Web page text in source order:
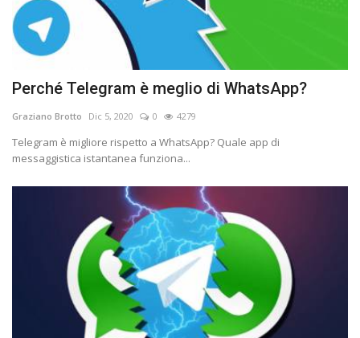
Perché Telegram è meglio di WhatsApp?
Graziano Brotto Dic 5, 2020 0 4279
Telegram è migliore rispetto a WhatsApp? Quale app di
messaggistica istantanea funziona...